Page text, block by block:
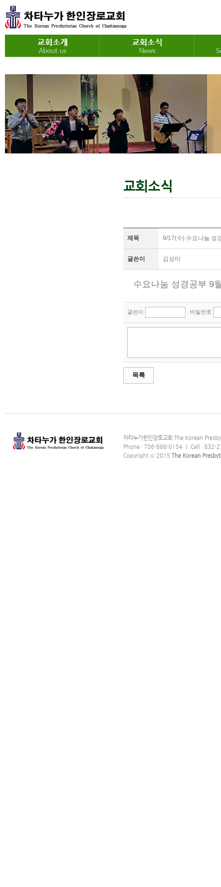
제목 9/17(수) 수요나눔 성
글쓴이 김성미
수요나눔 성경공부 9
글쓴이 비밀번호
목록
차타누가한인장로교회 The Korean
Phone : 706-866-0154 ｜ Cell : 832-
Copyright ⓒ 2015 The Korean